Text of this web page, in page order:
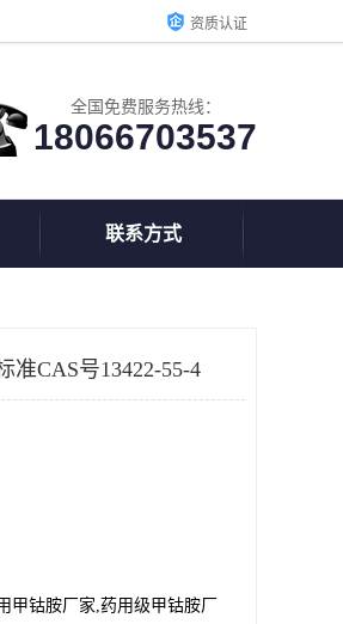
资质认证
全国免费服务热线：
18066703537
联系方式
准CAS号13422-55-4
钴胺厂家,药用级甲钴胺厂